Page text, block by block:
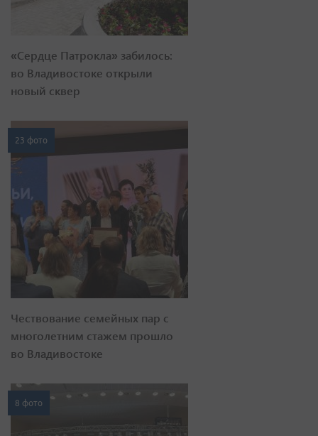
«Сердце Патрокла» забилось:
во Владивостоке открыли
новый сквер
23 фото
Чествование семейных пар с
многолетним стажем прошло
во Владивостоке
8 фото